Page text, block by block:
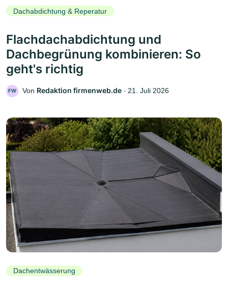
Dachabdichtung & Reperatur
Flachdachabdichtung und
Dachbegrünung kombinieren: So
geht's richtig
FW Von Redaktion firmenweb.de ‧ 21. Juli 2026
Dachentwässerung